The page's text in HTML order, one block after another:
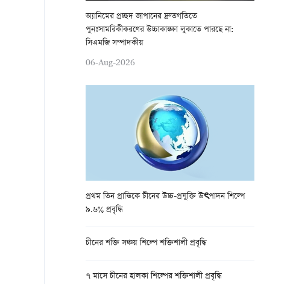
অ্যানিমের প্রচ্ছদ জাপানের দ্রুতগতিতে
পুনঃসামরিকীকরণের উচ্চাকাঙ্ক্ষা লুকাতে পারছে না:
সিএমজি সম্পাদকীয়
06-Aug-2026
প্রথম তিন প্রান্তিকে চীনের উচ্চ-প্রযুক্তি উৎপাদন শিল্পে
৯.৬% প্রবৃদ্ধি
চীনের শক্তি সঞ্চয় শিল্পে শক্তিশালী প্রবৃদ্ধি
৭ মাসে চীনের হালকা শিল্পের শক্তিশালী প্রবৃদ্ধি